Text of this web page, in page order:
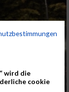
wird die
cookie